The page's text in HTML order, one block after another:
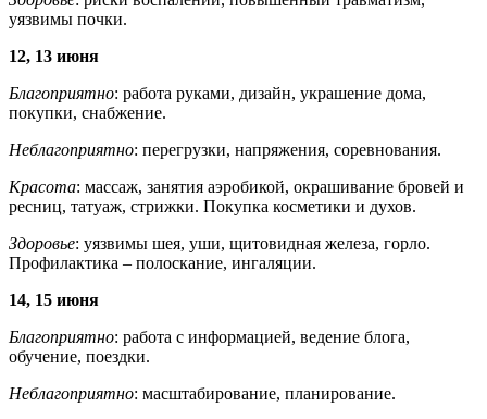
уязвимы почки.
12, 13 июня
Благоприятно: работа руками, дизайн, украшение дома,
покупки, снабжение.
Неблагоприятно: перегрузки, напряжения, соревнования.
Красота: массаж, занятия аэробикой, окрашивание бровей и
ресниц, татуаж, стрижки. Покупка косметики и духов.
Здоровье: уязвимы шея, уши, щитовидная железа, горло.
Профилактика – полоскание, ингаляции.
14, 15 июня
Благоприятно: работа с информацией, ведение блога,
обучение, поездки.
Неблагоприятно: масштабирование, планирование.